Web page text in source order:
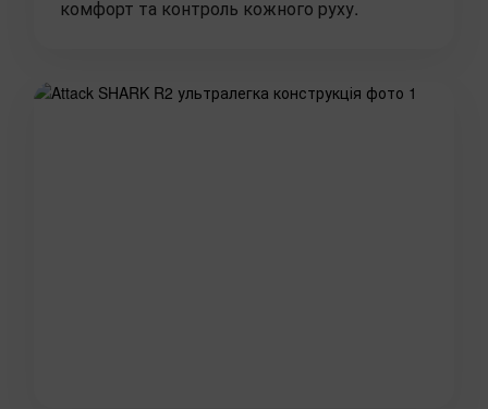
комфорт та контроль кожного руху.